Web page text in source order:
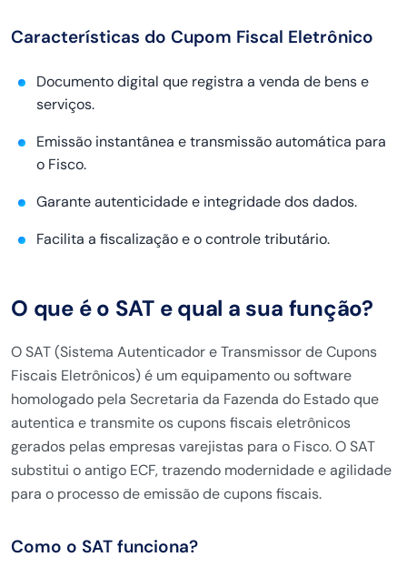
Características do Cupom Fiscal Eletrônico
Documento digital que registra a venda de bens e
serviços.
Emissão instantânea e transmissão automática para
o Fisco.
Garante autenticidade e integridade dos dados.
Facilita a fiscalização e o controle tributário.
O que é o SAT e qual a sua função?
O SAT (Sistema Autenticador e Transmissor de Cupons
Fiscais Eletrônicos) é um equipamento ou software
homologado pela Secretaria da Fazenda do Estado que
autentica e transmite os cupons fiscais eletrônicos
gerados pelas empresas varejistas para o Fisco. O SAT
substitui o antigo ECF, trazendo modernidade e agilidade
para o processo de emissão de cupons fiscais.
Como o SAT funciona?